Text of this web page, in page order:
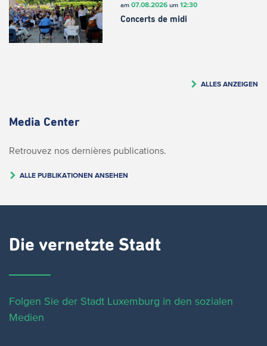
am 07.08.2026um 12:30
Concerts de midi
ALLES ANZEIGEN
Media Center
Retrouvez nos dernières publications.
ALLE PUBLIKATIONEN ANSEHEN
Die vernetzte Stadt
Folgen Sie der Stadt Luxemburg in den sozialen
Medien